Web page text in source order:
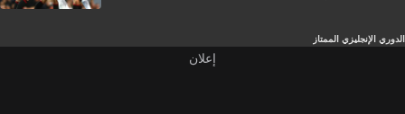
الدوري الإنجليزي الممتاز